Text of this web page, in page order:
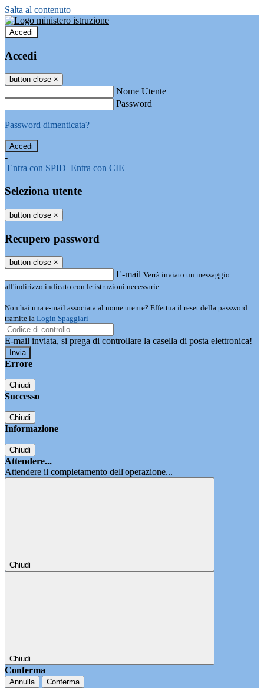
Salta al contenuto
Accedi
Accedi
button close ×
Nome Utente
Password
Password dimenticata?
-
Entra con SPID Entra con CIE
Seleziona utente
button close ×
Recupero password
button close ×
E-mail Verrà inviato un messaggio
all'indirizzo indicato con le istruzioni necessarie.
Non hai una e-mail associata al nome utente? Effettua il reset della password
tramite la Login Spaggiari
E-mail inviata, si prega di controllare la casella di posta elettronica!
Errore
Chiudi
Successo
Chiudi
Informazione
Chiudi
Attendere...
Attendere il completamento dell'operazione...
Chiudi
Chiudi
Conferma
Annulla Conferma